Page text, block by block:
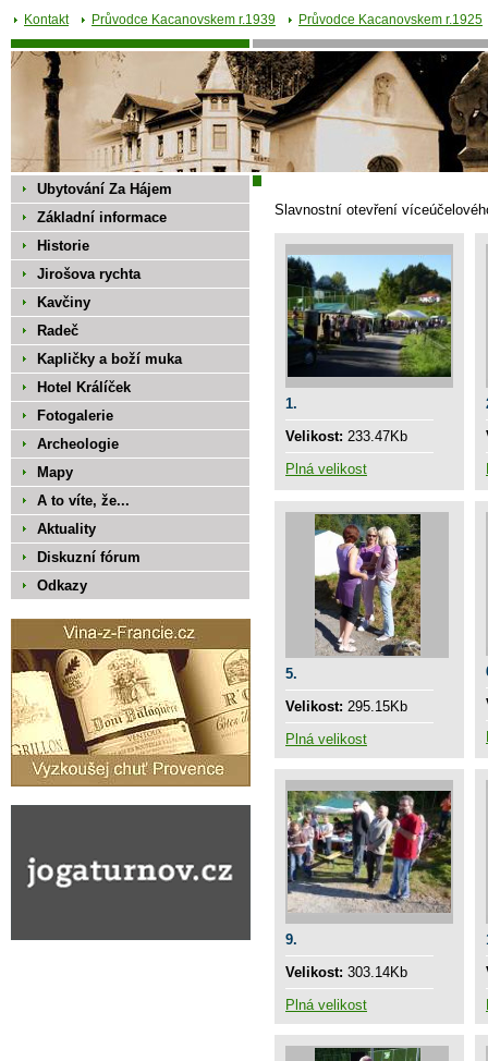
Kontakt Průvodce Kacanovskem r.1939 Průvodce Kacanovskem r.1925
Slavnostní otevření
1.
Velikost: 233.47Kb
Plná velikost
5.
Velikost: 295.15Kb
Plná velikost
9.
Velikost: 303.14Kb
Plná velikost
Ubytování Za Hájem
Základní informace
Historie
Jirošova rychta
Kavčiny
Radeč
Kapličky a boží muka
Hotel Králíček
Fotogalerie
Archeologie
Mapy
A to víte, že...
Aktuality
Diskuzní fórum
Odkazy